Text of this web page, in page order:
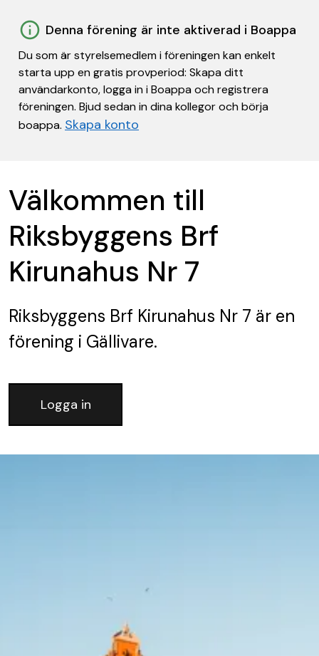
Denna förening är inte aktiverad i Boappa
Du som är styrelsemedlem i föreningen kan enkelt
starta upp en gratis provperiod: Skapa ditt
användarkonto, logga in i Boappa och registrera
föreningen. Bjud sedan in dina kollegor och börja
boappa. Skapa konto
Välkommen till
Riksbyggens Brf
Kirunahus Nr 7
Riksbyggens Brf Kirunahus Nr 7 är en
förening i Gällivare.
Logga in